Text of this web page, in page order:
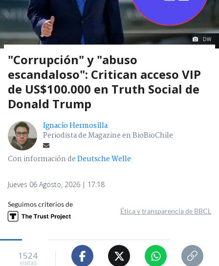
DW
"Corrupción" y "abuso
escandaloso": Critican acceso VIP
de US$100.000 en Truth Social de
Donald Trump
Ignacio Hermosilla
Periodista de Magazine en BioBioChile
Con información deDeutsche Welle
Jueves 06 Agosto, 2026 | 17:18
Seguimos criterios de
Ética y transparencia de BBCL
1524
visitas